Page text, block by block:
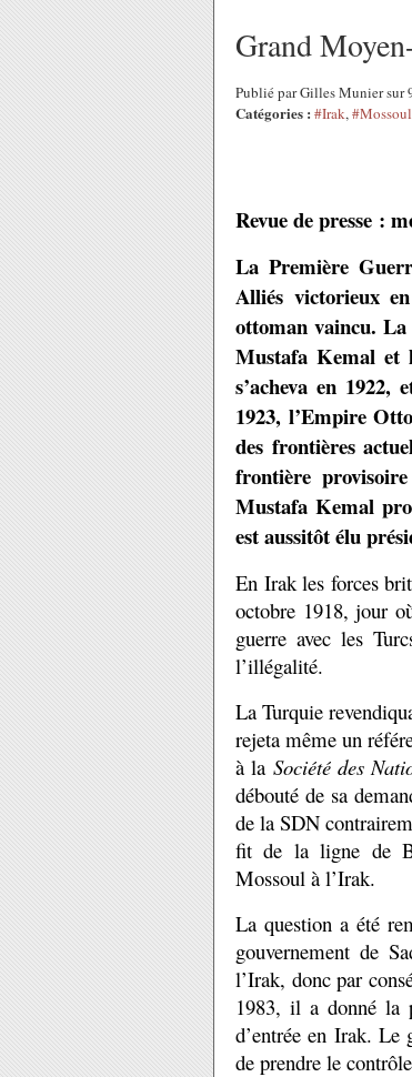
Grand
Publié par Gilles Munier sur
Catégories : #Irak,#Mossoul
Revue de presse :
La Première
Alliés victorieux
ottoman vaincu.
Mustafa Kemal et
s’acheva en
1923, l’Empire
des frontières
frontière
Mustafa Kemal
est aussitôt élu
En Irak les forces
octobre 1918, jour
guerre avec les
l’illégalité.
La Turquie
rejeta même un
à la Société des
débouté de sa
de la SDN
fit de la ligne de
Mossoul à l’Irak.
La question a été
gouvernement de
l’Irak, donc par
1983, il a donné la
d’entrée en Irak. Le
de prendre le